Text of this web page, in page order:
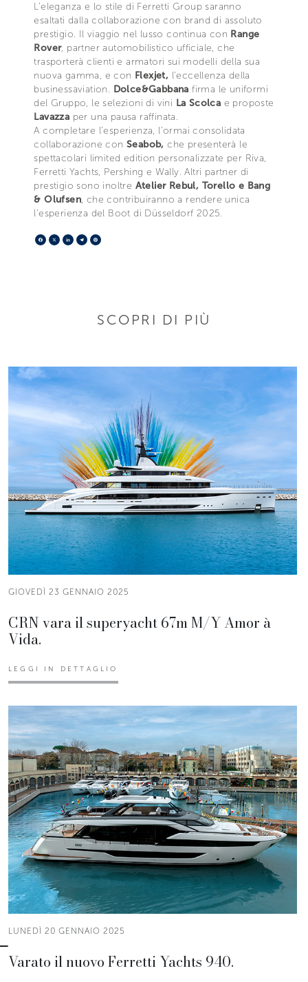
L’eleganza e lo stile di Ferretti Group saranno
esaltati dalla collaborazione con brand di assoluto
prestigio. Il viaggio nel lusso continua con Range
Rover, partner automobilistico ufficiale, che
trasporterà clienti e armatori sui modelli della sua
nuova gamma, e con Flexjet, l’eccellenza della
businessaviation. Dolce&Gabbana firma le uniformi
del Gruppo, le selezioni di vini La Scolca e proposte
Lavazza per una pausa raffinata.
A completare l’esperienza, l’ormai consolidata
collaborazione con Seabob, che presenterà le
spettacolari limited edition personalizzate per Riva,
Ferretti Yachts, Pershing e Wally. Altri partner di
prestigio sono inoltre Atelier Rebul, Torello e Bang
& Olufsen, che contribuiranno a rendere unica
l’esperienza del Boot di Düsseldorf 2025.
Facebook
X LinkedIn
Telegram
SCOPRI DI PIÙ
GIOVEDÌ 23 GENNAIO 2025
CRN vara il superyacht 67m M/Y Amor à
Vida.
LEGGI IN DETTAGLIO
LUNEDÌ 20 GENNAIO 2025
Varato il nuovo Ferretti Yachts 940.